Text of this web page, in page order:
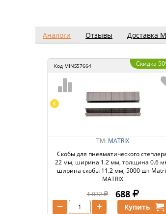
Аналоги Отзывы Доставка
Код MINS57664 Скидка
ТМ: MATRIX
Скобы для пневматического
22 мм, ширина 1.2 мм, толщина 0.6
ширина скобы 11.2 мм, 5000 шт
MATRIX
1 032
688
+
− Купить